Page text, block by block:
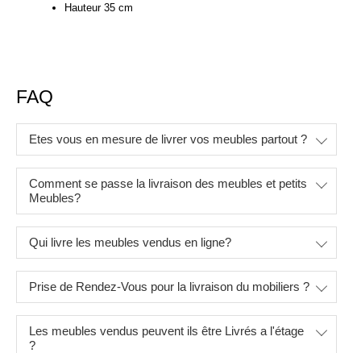
Hauteur 35 cm
FAQ
Etes vous en mesure de livrer vos meubles partout ?
Comment se passe la livraison des meubles et petits
Meubles?
Qui livre les meubles vendus en ligne?
Prise de Rendez-Vous pour la livraison du mobiliers ?
Les meubles vendus peuvent ils être Livrés a l'étage
?